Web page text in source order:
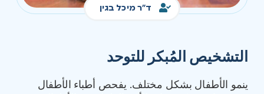
ד"ר מיכל בגין
التشخيص المُبكر للتوحد
ينمو الأطفال بشكل مختلف. يفحص أطباء الأطفال